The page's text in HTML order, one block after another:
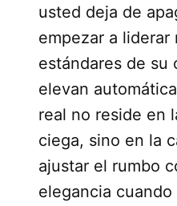
usted deja de
empezar a
estándares de su
elevan
real no reside en
ciega, sino en la
ajustar el rumbo
elegancia